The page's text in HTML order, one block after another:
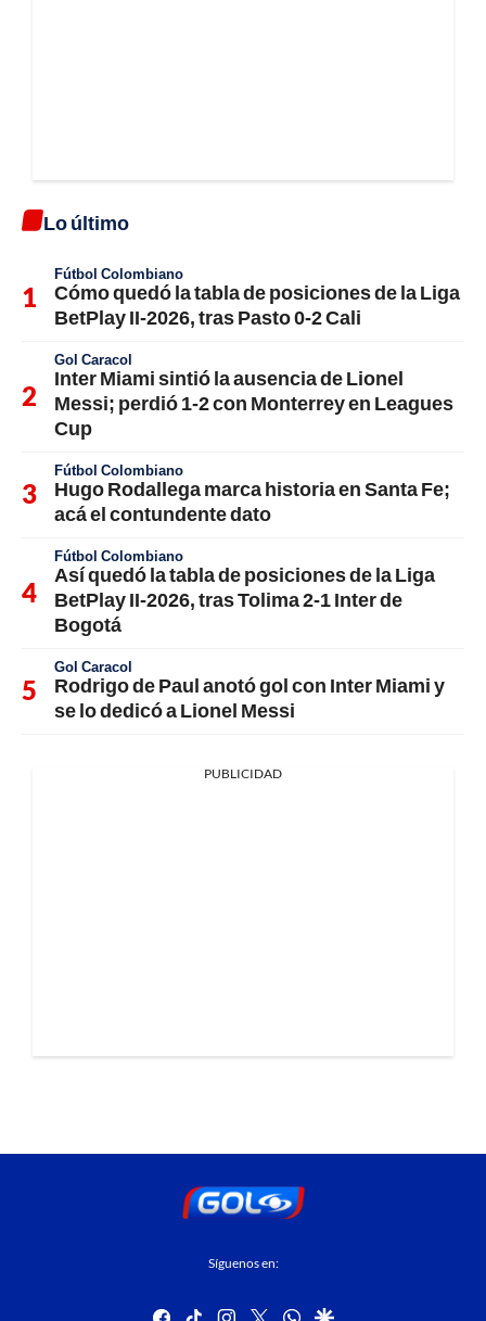
Lo último
Fútbol Colombiano
Cómo quedó la tabla de posiciones de la Liga
BetPlay II-2026, tras Pasto 0-2 Cali
Gol Caracol
Inter Miami sintió la ausencia de Lionel
Messi; perdió 1-2 con Monterrey en Leagues
Cup
Fútbol Colombiano
Hugo Rodallega marca historia en Santa Fe;
acá el contundente dato
Fútbol Colombiano
Así quedó la tabla de posiciones de la Liga
BetPlay II-2026, tras Tolima 2-1 Inter de
Bogotá
Gol Caracol
Rodrigo de Paul anotó gol con Inter Miami y
se lo dedicó a Lionel Messi
PUBLICIDAD
Síguenos en:
facebook
tiktok instagram
twitterwhatsapp
google